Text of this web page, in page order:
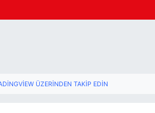
ÜZERINDEN TAKIP EDIN